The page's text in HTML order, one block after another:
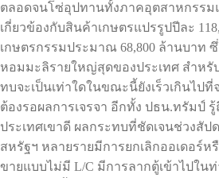
ตลอดจนโซ่อุปทานทั้งภาคอุตสาหกรรม
เกี่ยวข้องกับสินค้าเกษตรแปรรูปปีละ
เกษตรกรรมประมาณ 68,800 ล้านบาท
หอมมะลิรายใหญ่สุดของประเทศ สำหรั
ทบจะเป็นเท่าใดในขณะนี้ยังเร็วเกินไปที่
ต้องรอผลการเจรจา อีกทั้ง ปธน.ทรัมป์
ประเทศเขาดี ผลกระทบที่ชัดเจนช่วงสัป
สหรัฐฯ หลายรายมีการยกเลิกออเดอร์ห
ขายแบบไม่มี L/C มีการลากตู้เข้าไปใน